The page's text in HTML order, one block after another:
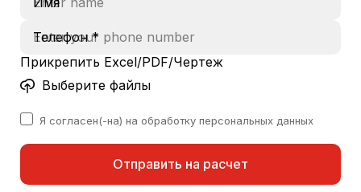
Телефон *
Прикрепить Excel/PDF/Чертеж
Выберите файлы
Отправить на расчет
Я согласен(-на) на обработку персональных данных